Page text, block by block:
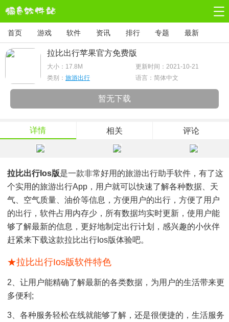
首页 游戏 软件 资讯 排行 专题 最新
拉比出行苹果官方免费版
大小： 17.8M
更新时间：2021-10-21
类别： 旅游出行 语言：简体中文
暂无下载
详情 相关 评论
拉比出行ios版是一款非常好用的旅游出行助手软件，有了这
个实用的旅游出行app，用户就可以快速了解各种数据、天
气、空气质量、油价等信息，方便用户的出行，方便了用户
的出行，软件占用内存少，所有数据均实时更新，使用户能
够了解最新的信息，更好地制定出行计划，感兴趣的小伙伴
赶紧来下载这款拉比出行ios版体验吧。
★拉比出行ios版软件特色
2、让用户能精确了解最新的各类数据，为用户的生活带来更
多便利;
3、各种服务轻松在线就能够了解，还是很便捷的，生活服务